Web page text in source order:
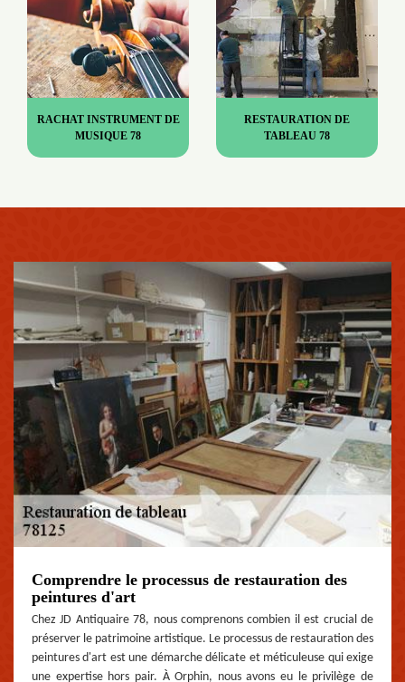
RACHAT INSTRUMENT DE
MUSIQUE 78
RESTAURATION DE
TABLEAU 78
Comprendre le processus de restauration des
peintures d'art
Chez JD Antiquaire 78, nous comprenons combien il est crucial de
préserver le patrimoine artistique. Le processus de restauration des
peintures d'art est une démarche délicate et méticuleuse qui exige
une expertise hors pair. À Orphin, nous avons eu le privilège de